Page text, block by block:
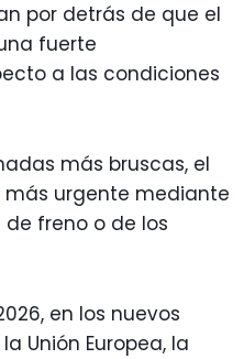
por detrás de que el
fuerte
a las condiciones
más bruscas, el
más urgente mediante
freno o de los
en los nuevos
Unión Europea, la